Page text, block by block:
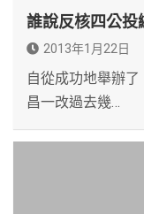
誰說反核四公投
2013年1月22日
自從成功地舉辦
昌一改過去幾…